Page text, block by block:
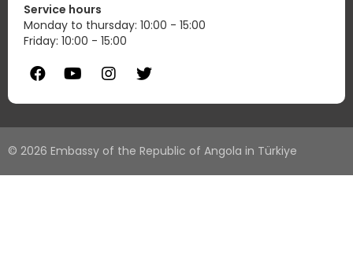
Service hours
Monday to thursday: 10:00 - 15:00
Friday: 10:00 - 15:00
© 2026 Embassy of the Republic of Angola in Türkiye